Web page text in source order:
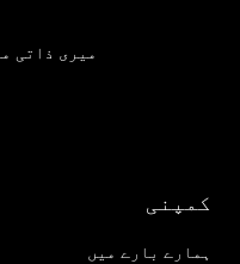
میری ذاتی
کمپنی
ہمارے بارے میں